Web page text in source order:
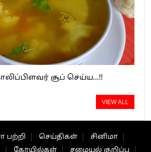
சூப் செய்ய…!!
VIEW ALL
பற்றி செய்திகள்
சினிமா
கோயில்கள் சமையல் குறிப்பு